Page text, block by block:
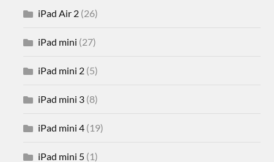
iPad Air 2 (26)
iPad mini (27)
iPad mini 2 (5)
iPad mini 3 (8)
iPad mini 4 (19)
iPad mini 5 (1)